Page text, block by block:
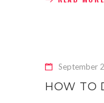
September
HOW TO